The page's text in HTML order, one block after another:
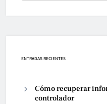
ENTRADAS RECIENTES
Cómo recuperar
controlador